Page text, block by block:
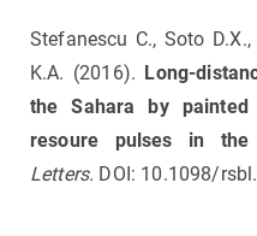
Stefanescu C., Soto
K.A. (2016). Long-
the Sahara by
resoure pulses in the
Letters. DOI: 10.1098/